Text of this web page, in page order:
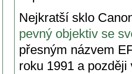
Nejkratší sklo
pevný objektiv se
přesným názvem
roku 1991 a